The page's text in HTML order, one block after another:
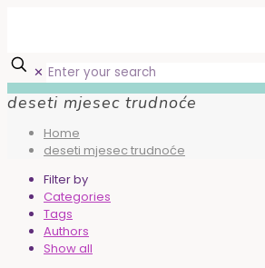
✕
deseti mjesec trudnoće
Home
deseti mjesec trudnoće
Filter by
Categories
Tags
Authors
Show all